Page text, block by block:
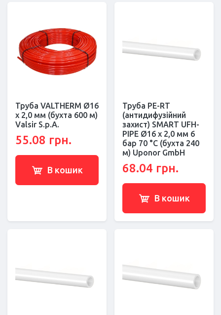
Труба VALTHERM Ø16
х 2,0 мм (бухта 600 м)
Valsir S.p.A.
55.08 грн.
В кошик
Труба PE-RT
(антидифузійний
захист) SMART UFH-
PIPE Ø16 x 2,0 мм 6
бар 70 °С (бухта 240
м) Uponor GmbH
68.04 грн.
В кошик